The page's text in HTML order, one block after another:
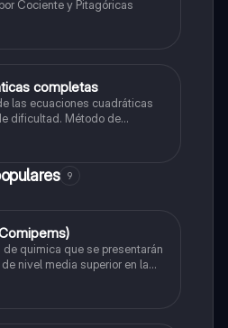
Cociente y Pitagóricas
completas
las ecuaciones cuadráticas
dificultad. Método de
9
quimica que se presentarán
nivel media superior en la
valle de México